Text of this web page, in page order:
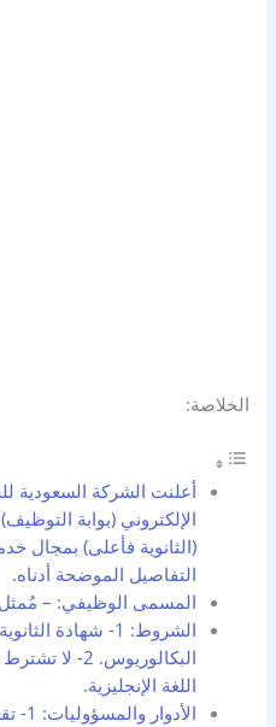
الخلاصة:
أعلنت الشركة السعودية
الإلكتروني (بوابة
(الثانوية فأعلى) بمجال
التفاصيل الموضحة أدناه.
المسمى الوظيفي: – مُمثل
الشروط: 1- شهادة
اللغة الإنجليزية.